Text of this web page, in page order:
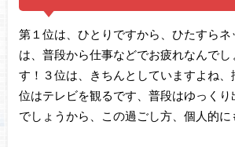
第１位は、ひとりですから、ひたすらネ
は、普段から仕事などでお疲れなんで
す！３位は、きちんとしていますよね、
位はテレビを観るです、普段はゆっくり
でしょうから、この過ごし方、個人的に